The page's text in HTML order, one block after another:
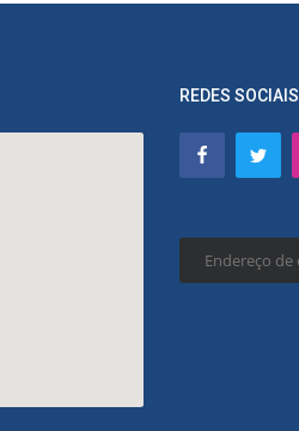
REDES SOCIAIS